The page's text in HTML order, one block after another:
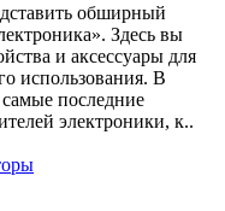
обширный
Здесь вы
и аксессуары для
использования. В
последние
электроники, к..